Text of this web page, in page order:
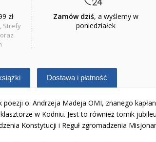
zł
Strefy
Zamów dziś, a wyślemy w
poniedziałek
Dostawa i płatność
o. Andrzeja Madeja OMI, znanego
w Kodniu. Jest to również tomik
Konstytucji i Reguł zgromadzenia